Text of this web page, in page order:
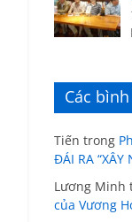
Các
Tiến trong
ĐÁI RA “XÂY
Lương Minh
của Vương